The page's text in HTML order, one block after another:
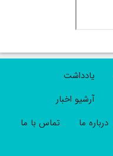
یادداشت
آرشیو اخبار
درباره ما تماس با ما